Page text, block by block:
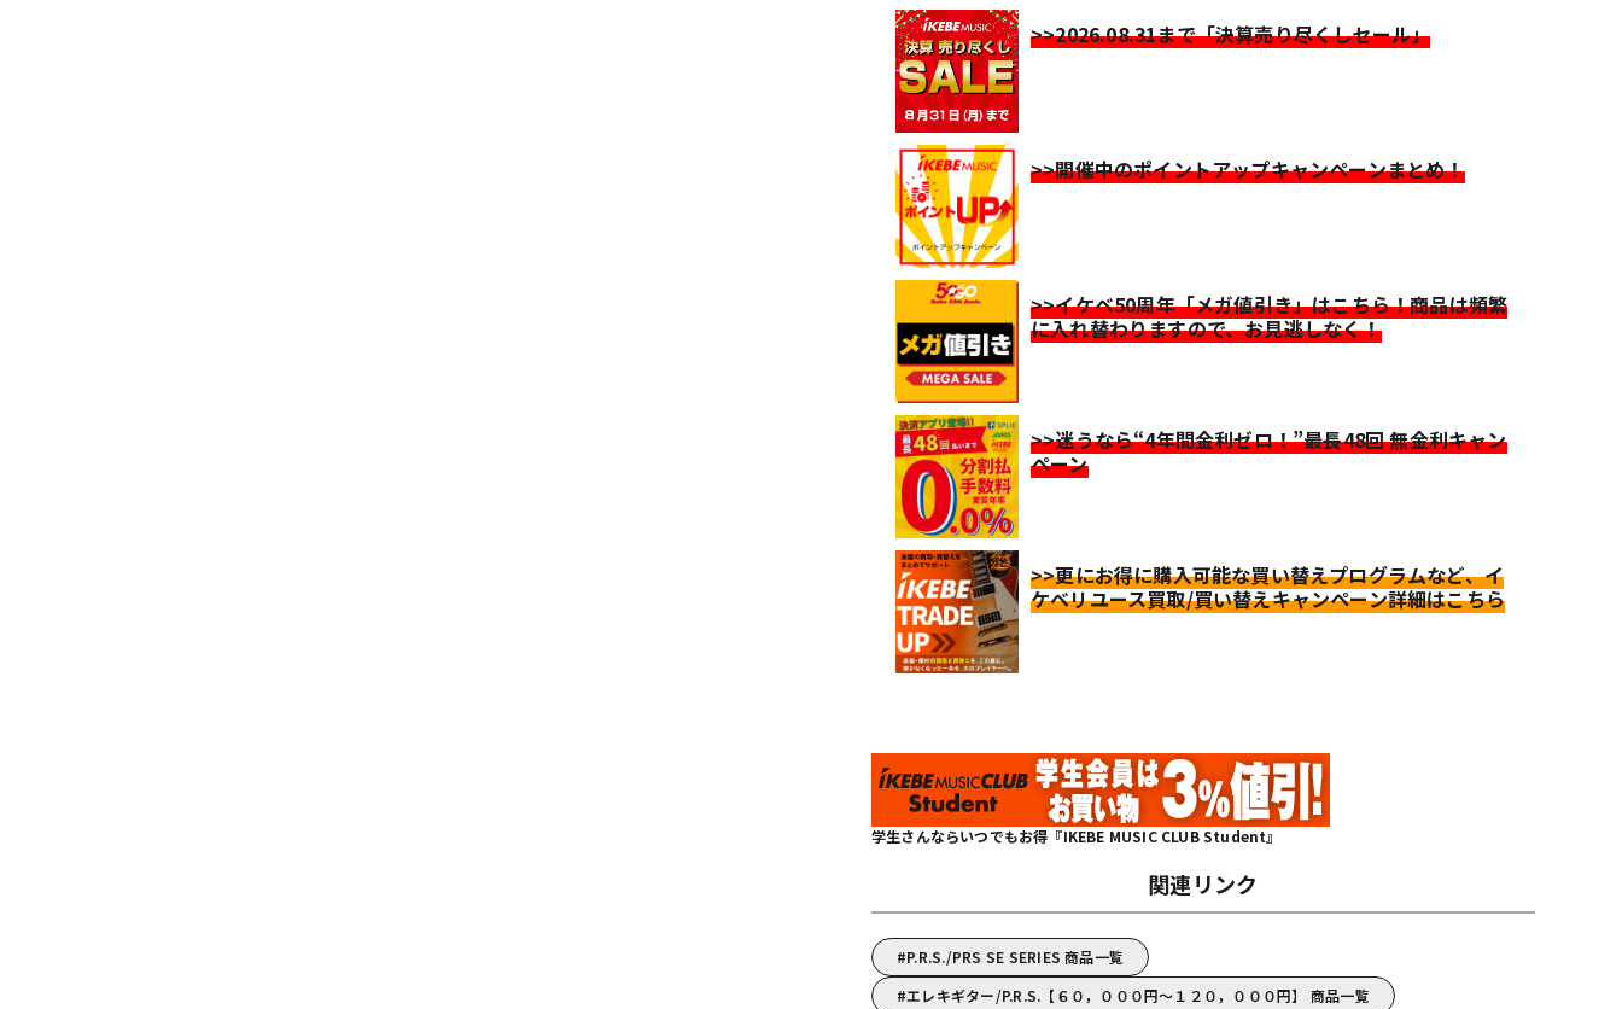
>>2026.08.31まで「決算売り尽くしセール」
>>開催中のポイントアップキャンペーンまとめ！
>>イケベ50周年「メガ値引き」はこちら！商品は頻繁
に入れ替わりますので、お見逃しなく！
>>迷うなら“4年間金利ゼロ！”最長48回 無金利キャン
ペーン
>>更にお得に購入可能な買い替えプログラムなど、イ
ケベリユース買取/買い替えキャンペーン詳細はこちら
学生さんならいつでもお得『IKEBE MUSIC CLUB Student』
関連リンク
P.R.S./PRS SE SERIES 商品一覧
エレキギター/P.R.S.【６０，０００円～１２０，０００円】 商品一覧